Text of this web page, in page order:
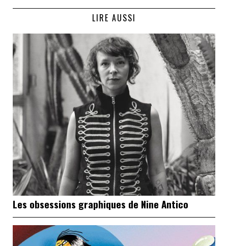
LIRE AUSSI
Les obsessions graphiques de Nine Antico